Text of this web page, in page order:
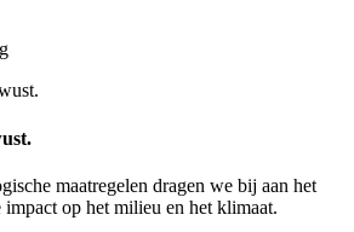
maatregelen dragen we bij aan het
op het milieu en het klimaat.